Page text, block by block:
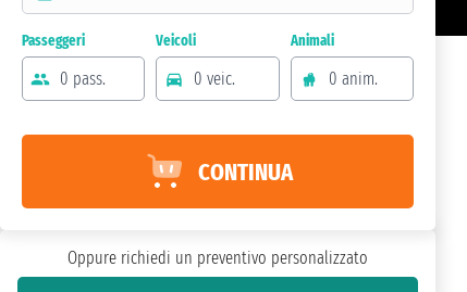
Passeggeri
0 pass.
Veicoli
0 veic.
Animali
0 anim.
CONTINUA
Oppure richiedi un preventivo personalizzato